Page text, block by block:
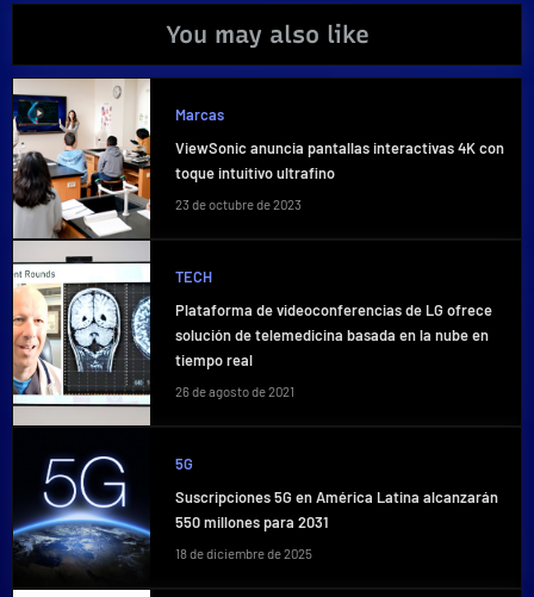
You may also like
Marcas
ViewSonic anuncia pantallas interactivas 4K con
toque intuitivo ultrafino
23 de octubre de 2023
TECH
Plataforma de videoconferencias de LG ofrece
solución de telemedicina basada en la nube en
tiempo real
26 de agosto de 2021
5G
Suscripciones 5G en América Latina alcanzarán
550 millones para 2031
18 de diciembre de 2025